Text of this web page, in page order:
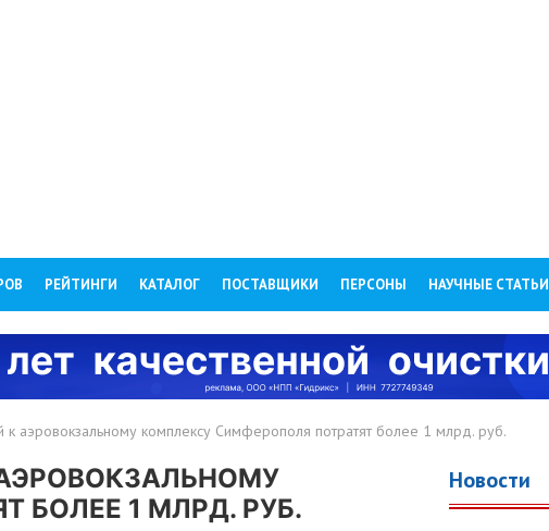
РЕЙТИНГИ КАТАЛОГ ПОСТАВЩИКИ ПЕРСОНЫ НАУЧНЫЕ СТАТЬИ
аэровокзальному комплексу Симферополя потратят более 1 млрд. руб.
БОЛЕЕ 1 МЛРД. РУБ.
Новости